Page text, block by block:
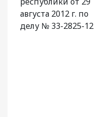
августа 2012 г. по
делу № 33-2825-12